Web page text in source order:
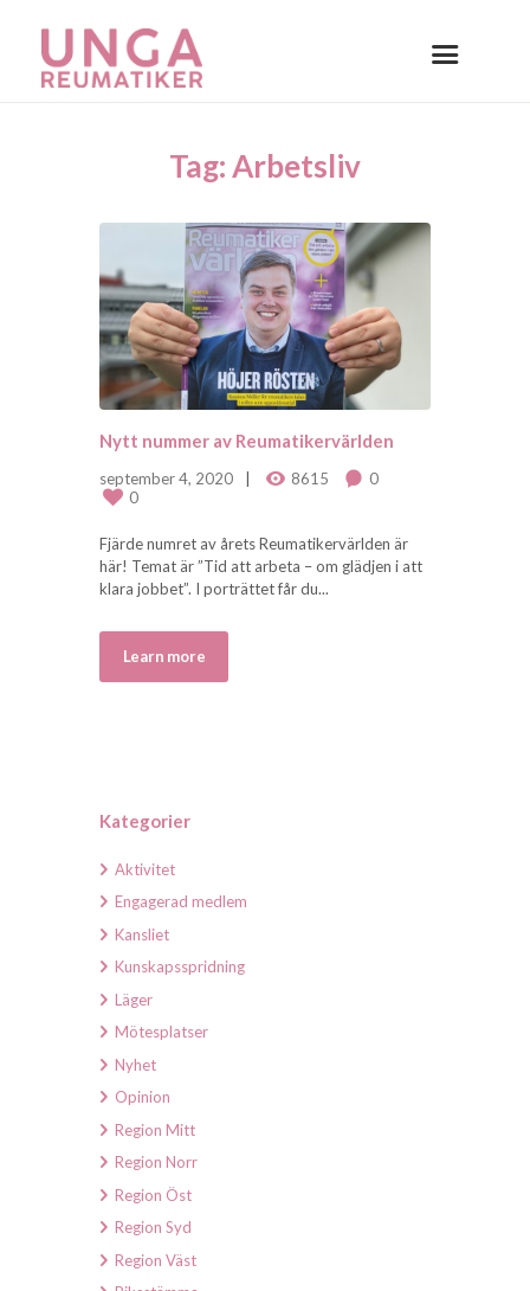
Tag: Arbetsliv
Nytt nummer av Reumatikervärlden
september 4, 2020 8615
0
0
Fjärde numret av årets Reumatikervärlden är
här! Temat är ”Tid att arbeta – om glädjen i att
klara jobbet”. I porträttet får du...
Learn more
Kategorier
Aktivitet
Engagerad medlem
Kansliet
Kunskapsspridning
Läger
Mötesplatser
Nyhet
Opinion
Region Mitt
Region Norr
Region Öst
Region Syd
Region Väst